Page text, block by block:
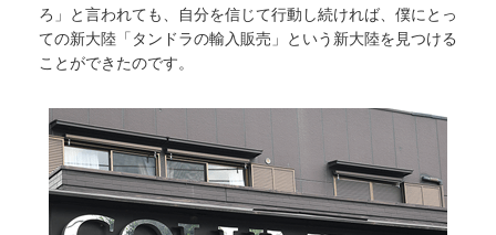
ろ」と言われても、自分を信じて行動し続ければ、僕にとっ
ての新大陸「タンドラの輸入販売」という新大陸を見つける
ことができたのです。